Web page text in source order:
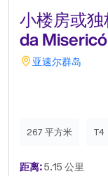
小楼房或
da
亚速尔群岛
267 平方米 T4
距离:5.15 公里